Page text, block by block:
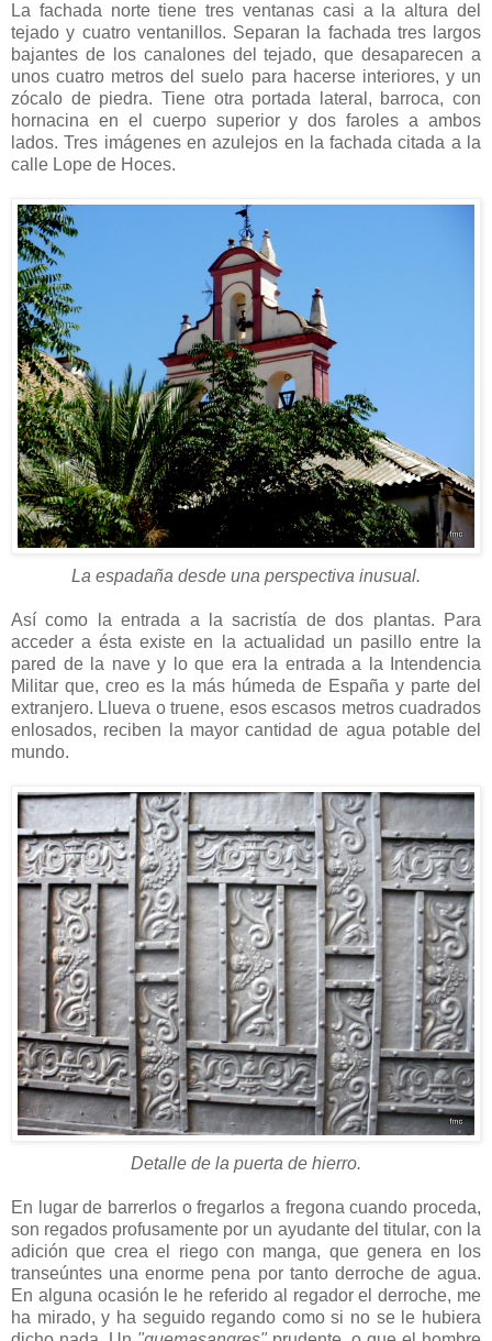
La fachada norte tiene tres ventanas casi a la altura del
tejado y cuatro ventanillos. Separan la fachada tres largos
bajantes de los canalones del tejado, que desaparecen a
unos cuatro metros del suelo para hacerse interiores, y un
zócalo de piedra. Tiene otra portada lateral, barroca, con
hornacina en el cuerpo superior y dos faroles a ambos
lados. Tres imágenes en azulejos en la fachada citada a la
calle Lope de Hoces.
La espadaña desde una perspectiva inusual.
Así como la entrada a la sacristía de dos plantas. Para
acceder a ésta existe en la actualidad un pasillo entre la
pared de la nave y lo que era la entrada a la Intendencia
Militar que, creo es la más húmeda de España y parte del
extranjero. Llueva o truene, esos escasos metros cuadrados
enlosados, reciben la mayor cantidad de agua potable del
mundo.
Detalle de la puerta de hierro.
En lugar de barrerlos o fregarlos a fregona cuando proceda,
son regados profusamente por un ayudante del titular, con la
adición que crea el riego con manga, que genera en los
transeúntes una enorme pena por tanto derroche de agua.
En alguna ocasión le he referido al regador el derroche, me
ha mirado, y ha seguido regando como si no se le hubiera